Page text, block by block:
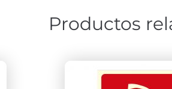
Productos